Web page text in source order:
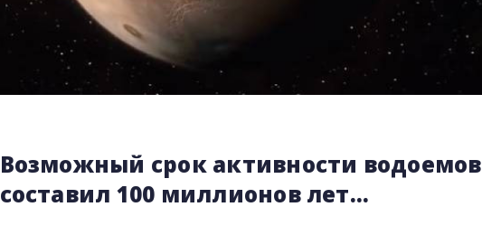
Возможный срок активности водоемов
составил 100 миллионов лет…